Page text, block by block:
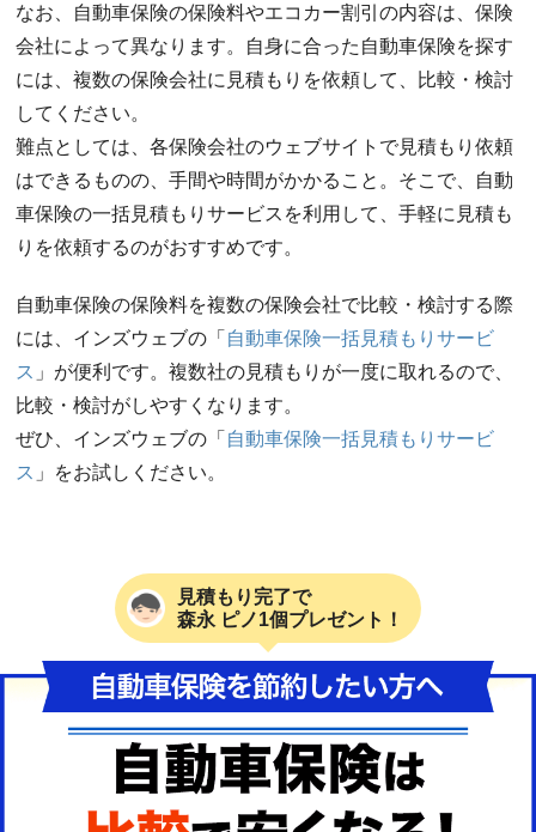
なお、自動車保険の保険料やエコカー割引の内容は、保険
会社によって異なります。自身に合った自動車保険を探す
には、複数の保険会社に見積もりを依頼して、比較・検討
してください。
難点としては、各保険会社のウェブサイトで見積もり依頼
はできるものの、手間や時間がかかること。そこで、自動
車保険の一括見積もりサービスを利用して、手軽に見積も
りを依頼するのがおすすめです。
自動車保険の保険料を複数の保険会社で比較・検討する際
には、インズウェブの「 自動車保険一括見積もりサービ
ス 」が便利です。複数社の見積もりが一度に取れるので、
比較・検討がしやすくなります。
ぜひ、インズウェブの「 自動車保険一括見積もりサービ
ス 」をお試しください。
見積もり完了で
森永 ピノ1個プレゼント！